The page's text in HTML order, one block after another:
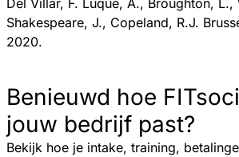
Shakespeare, J., Copeland, R.J.
2020.
Benieuwd hoe
jouw bedrijf past?
Bekijk hoe je intake, training,